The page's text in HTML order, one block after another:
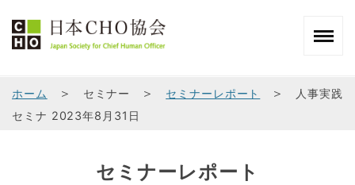
ホーム ＞ セミナー ＞ セミナーレポート ＞
人事実践
セミナ 2023年8月31日
セミナーレポート